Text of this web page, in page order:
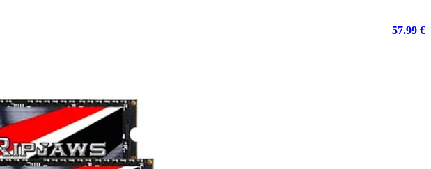
57.99 €